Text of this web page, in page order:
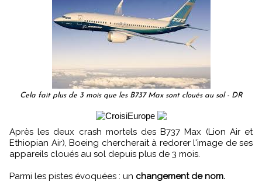
Cela fait plus de 3 mois que les B737 Max sont cloués au sol - DR
Après les deux crash mortels des B737 Max (Lion Air et
Ethiopian Air), Boeing chercherait à redorer l'image de ses
appareils cloués au sol depuis plus de 3 mois.
Parmi les pistes évoquées : un changement de nom.